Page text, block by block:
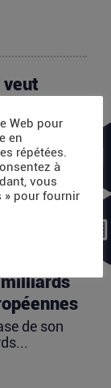
veut
veut lancer
à l’IA
son
milliards
de son
Web pour
en
répétées.
à
vous
» pour fournir